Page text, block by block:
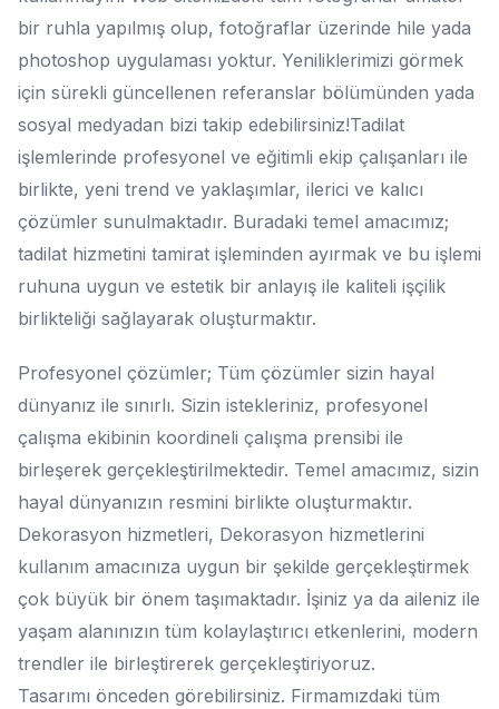
bir ruhla yapılmış olup, fotoğraflar üzerinde hile yada
photoshop uygulaması yoktur. Yeniliklerimizi görmek
için sürekli güncellenen referanslar bölümünden yada
sosyal medyadan bizi takip edebilirsiniz!Tadilat
işlemlerinde profesyonel ve eğitimli ekip çalışanları ile
birlikte, yeni trend ve yaklaşımlar, ilerici ve kalıcı
çözümler sunulmaktadır. Buradaki temel amacımız;
tadilat hizmetini tamirat işleminden ayırmak ve bu işlemi
ruhuna uygun ve estetik bir anlayış ile kaliteli işçilik
birlikteliği sağlayarak oluşturmaktır.
Profesyonel çözümler; Tüm çözümler sizin hayal
dünyanız ile sınırlı. Sizin istekleriniz, profesyonel
çalışma ekibinin koordineli çalışma prensibi ile
birleşerek gerçekleştirilmektedir. Temel amacımız, sizin
hayal dünyanızın resmini birlikte oluşturmaktır.
Dekorasyon hizmetleri, Dekorasyon hizmetlerini
kullanım amacınıza uygun bir şekilde gerçekleştirmek
çok büyük bir önem taşımaktadır. İşiniz ya da aileniz ile
yaşam alanınızın tüm kolaylaştırıcı etkenlerini, modern
trendler ile birleştirerek gerçekleştiriyoruz.
Tasarımı önceden görebilirsiniz. Firmamızdaki tüm